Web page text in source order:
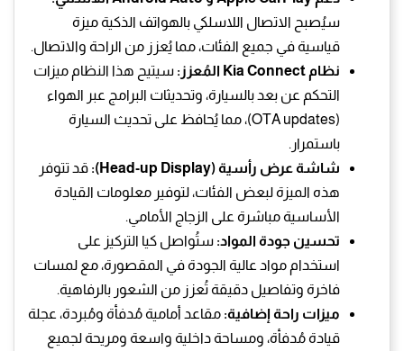
سيُصبح الاتصال اللاسلكي بالهواتف الذكية ميزة
قياسية في جميع الفئات، مما يُعزز من الراحة والاتصال.
نظام Kia Connect المُعزز:
سيتيح هذا النظام ميزات
التحكم عن بعد بالسيارة، وتحديثات البرامج عبر الهواء
(OTA updates)، مما يُحافظ على تحديث السيارة
باستمرار.
شاشة عرض رأسية (Head-up Display):
قد تتوفر
هذه الميزة لبعض الفئات، لتوفير معلومات القيادة
الأساسية مباشرة على الزجاج الأمامي.
تحسين جودة المواد: ستُواصل كيا التركيز على
استخدام مواد عالية الجودة في المقصورة، مع لمسات
فاخرة وتفاصيل دقيقة تُعزز من الشعور بالرفاهية.
ميزات راحة إضافية: مقاعد أمامية مُدفأة ومُبردة، عجلة
قيادة مُدفأة، ومساحة داخلية واسعة ومريحة لجميع